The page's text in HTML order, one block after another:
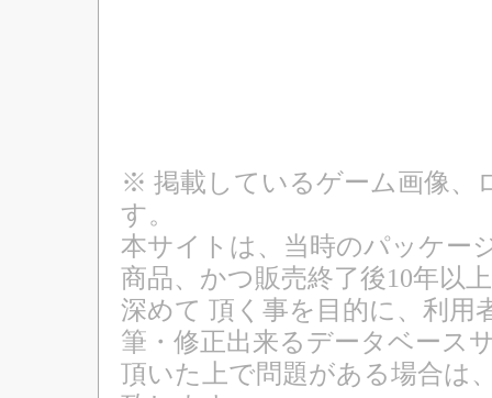
※ 掲載しているゲーム画像、
す。
本サイトは、当時のパッケー
商品、かつ販売終了後10年以
深めて 頂く事を目的に、利用
筆・修正出来るデータベース
頂いた上で問題がある場合は